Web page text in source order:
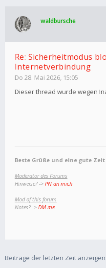
waldbursche
Re: Sicherheitmodus
Internetverbindung
Do 28. Mai 2026, 15:05
Dieser thread wurde wegen
Beste Grüße und eine gute Zeit
Moderator des Forums
Hinweise? -> PN an mich
Mod of this forum
Notes? -> DM me
Beiträge der letzten Zeit anzeigen: